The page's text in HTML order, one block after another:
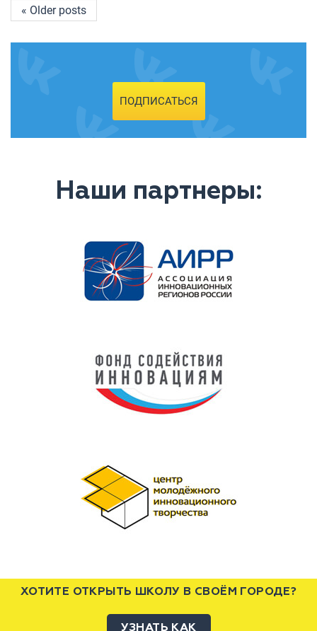
« Older posts
ПОДПИСАТЬСЯ
Наши партнеры:
ХОТИТЕ ОТКРЫТЬ ШКОЛУ В СВОЁМ ГОРОДЕ?
УЗНАТЬ КАК